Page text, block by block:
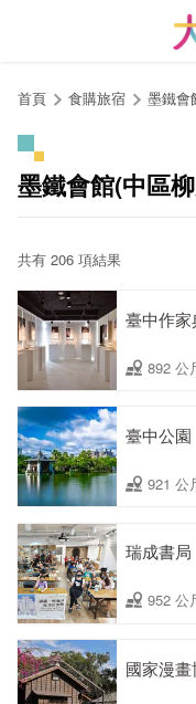
首頁 食購旅宿 墨鐵會
墨鐵會館(中區
共有 206 項結果
臺中作
892 公
臺中公園
921 公
瑞成書局
952 公
國家漫